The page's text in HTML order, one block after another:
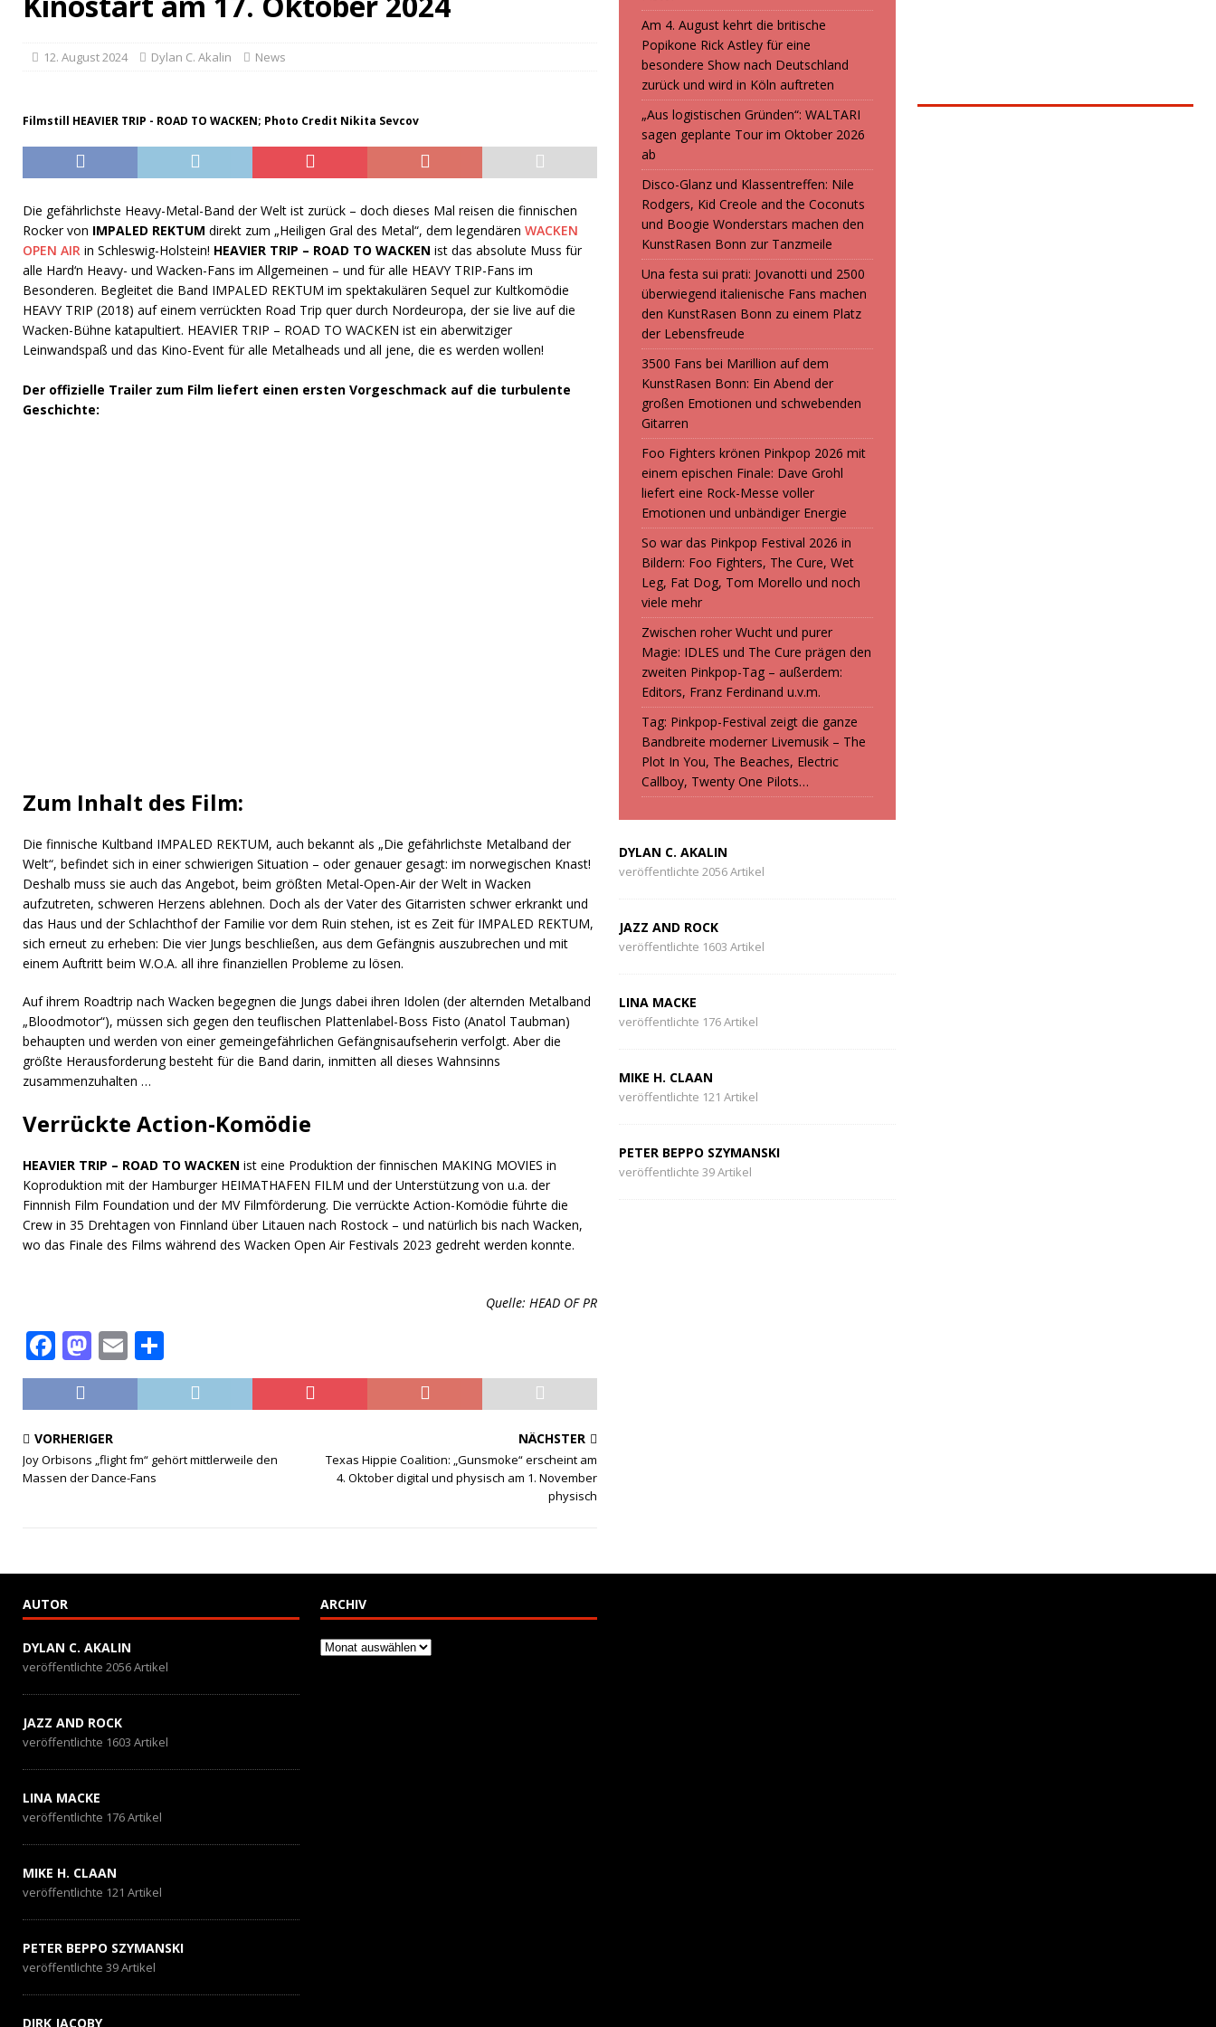
12. August 2024 Dylan C. Akalin News
Filmstill HEAVIER TRIP - ROAD TO WACKEN; Photo Credit Nikita Sevcov
Die gefährlichste Heavy-Metal-Band der Welt ist zurück – doch dieses Mal reisen die finnischen
Rocker von IMPALED REKTUM direkt zum „Heiligen Gral des Metal“, dem legendären WACKEN
OPEN AIR in Schleswig-Holstein! HEAVIER TRIP – ROAD TO WACKEN ist das absolute Muss für
alle Hard‘n Heavy- und Wacken-Fans im Allgemeinen – und für alle HEAVY TRIP-Fans im
Besonderen. Begleitet die Band IMPALED REKTUM im spektakulären Sequel zur Kultkomödie
HEAVY TRIP (2018) auf einem verrückten Road Trip quer durch Nordeuropa, der sie live auf die
Wacken-Bühne katapultiert. HEAVIER TRIP – ROAD TO WACKEN ist ein aberwitziger
Leinwandspaß und das Kino-Event für alle Metalheads und all jene, die es werden wollen!
Der offizielle Trailer zum Film liefert einen ersten Vorgeschmack auf die turbulente
Geschichte:
Zum Inhalt des Film:
Die finnische Kultband IMPALED REKTUM, auch bekannt als „Die gefährlichste Metalband der
Welt“, befindet sich in einer schwierigen Situation – oder genauer gesagt: im norwegischen Knast!
Deshalb muss sie auch das Angebot, beim größten Metal-Open-Air der Welt in Wacken
aufzutreten, schweren Herzens ablehnen. Doch als der Vater des Gitarristen schwer erkrankt und
das Haus und der Schlachthof der Familie vor dem Ruin stehen, ist es Zeit für IMPALED REKTUM,
sich erneut zu erheben: Die vier Jungs beschließen, aus dem Gefängnis auszubrechen und mit
einem Auftritt beim W.O.A. all ihre finanziellen Probleme zu lösen.
Auf ihrem Roadtrip nach Wacken begegnen die Jungs dabei ihren Idolen (der alternden Metalband
„Bloodmotor“), müssen sich gegen den teuflischen Plattenlabel-Boss Fisto (Anatol Taubman)
behaupten und werden von einer gemeingefährlichen Gefängnisaufseherin verfolgt. Aber die
größte Herausforderung besteht für die Band darin, inmitten all dieses Wahnsinns
zusammenzuhalten …
Verrückte Action-Komödie
HEAVIER TRIP – ROAD TO WACKEN ist eine Produktion der finnischen MAKING MOVIES in
Koproduktion mit der Hamburger HEIMATHAFEN FILM und der Unterstützung von u.a. der
Finnnish Film Foundation und der MV Filmförderung. Die verrückte Action-Komödie führte die
Crew in 35 Drehtagen von Finnland über Litauen nach Rostock – und natürlich bis nach Wacken,
wo das Finale des Films während des Wacken Open Air Festivals 2023 gedreht werden konnte.
Quelle: HEAD OF PR
F
a
c
e
b
o
M
a
st
o
d
o
E
m
ai
ei
le
VORHERIGER
Joy Orbisons „flight fm“ gehört mittlerweile den
Massen der Dance-Fans
NÄCHSTER
Texas Hippie Coalition: „Gunsmoke“ erscheint am
4. Oktober digital und physisch am 1. November
physisch
Am 4. August kehrt die britische
Popikone Rick Astley für eine
besondere Show nach Deutschland
zurück und wird in Köln auftreten
„Aus logistischen Gründen“: WALTARI
sagen geplante Tour im Oktober 2026
ab
Disco-Glanz und Klassentreffen: Nile
Rodgers, Kid Creole and the Coconuts
und Boogie Wonderstars machen den
KunstRasen Bonn zur Tanzmeile
Una festa sui prati: Jovanotti und 2500
überwiegend italienische Fans machen
den KunstRasen Bonn zu einem Platz
der Lebensfreude
3500 Fans bei Marillion auf dem
KunstRasen Bonn: Ein Abend der
großen Emotionen und schwebenden
Gitarren
Foo Fighters krönen Pinkpop 2026 mit
einem epischen Finale: Dave Grohl
liefert eine Rock-Messe voller
Emotionen und unbändiger Energie
So war das Pinkpop Festival 2026 in
Bildern: Foo Fighters, The Cure, Wet
Leg, Fat Dog, Tom Morello und noch
viele mehr
Zwischen roher Wucht und purer
Magie: IDLES und The Cure prägen den
zweiten Pinkpop-Tag – außerdem:
Editors, Franz Ferdinand u.v.m.
Tag: Pinkpop-Festival zeigt die ganze
Bandbreite moderner Livemusik – The
Plot In You, The Beaches, Electric
Callboy, Twenty One Pilots…
DYLAN C. AKALIN
veröffentlichte 2056 Artikel
JAZZ AND ROCK
veröffentlichte 1603 Artikel
LINA MACKE
veröffentlichte 176 Artikel
MIKE H. CLAAN
veröffentlichte 121 Artikel
PETER BEPPO SZYMANSKI
veröffentlichte 39 Artikel
AUTOR
DYLAN C. AKALIN
veröffentlichte 2056 Artikel
JAZZ AND ROCK
veröffentlichte 1603 Artikel
LINA MACKE
veröffentlichte 176 Artikel
MIKE H. CLAAN
veröffentlichte 121 Artikel
PETER BEPPO SZYMANSKI
veröffentlichte 39 Artikel
DIRK JACOBY
ARCHIV
Archiv